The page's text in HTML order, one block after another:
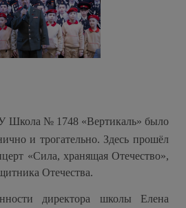
Школа № 1748 «Вертикаль» было
и трогательно. Здесь прошёл
«Сила, хранящая Отечество»,
Отечества.
директора школы Елена